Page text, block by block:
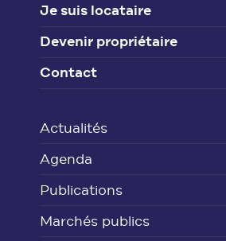
Je suis locataire
Devenir propriétaire
Contact
Actualités
Agenda
Publications
Marchés publics